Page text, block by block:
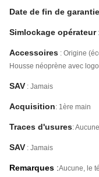
Date de fin de garantie
Simlockage opérateur
Accessoires : Origine
Housse néoprène avec
SAV : Jamais
Acquisition: 1ère main
Traces d'usures:
SAV : Jamais
Remarques :Aucune, le